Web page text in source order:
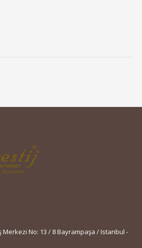
Merkezi No: 13 / 8 Bayrampaşa / Istanbul -